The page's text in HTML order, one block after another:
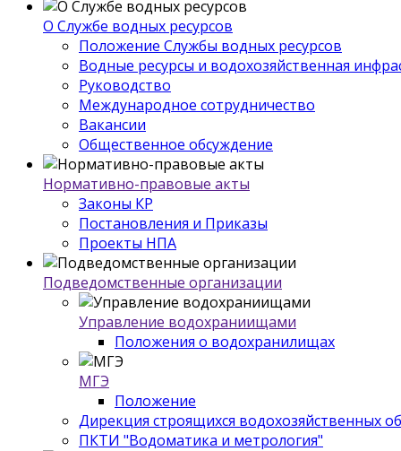
О Службе водных ресурсов
Положение Службы водных ресурсов
Водные ресурсы и водохозяйственная
Руководство
Международное сотрудничество
Вакансии
Общественное обсуждение
Нормативно-правовые акты
Законы КР
Постановления и Приказы
Проекты НПА
Подведомственные организации
Управление водохраниищами
Положения о водохранилищах
МГЭ
Положение
Дирекция строящихся водохозяйственных
ПКТИ "Водоматика и метрология"